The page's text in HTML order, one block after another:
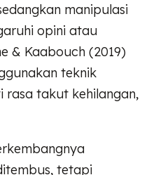
manipulasi
opini atau
& Kaabouch (2019)
teknik
rasa takut kehilangan,
tetapi